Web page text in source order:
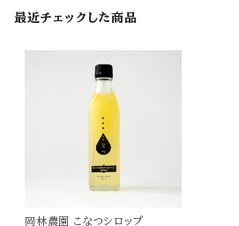
最近チェックした商品
岡林農園 こなつシロップ